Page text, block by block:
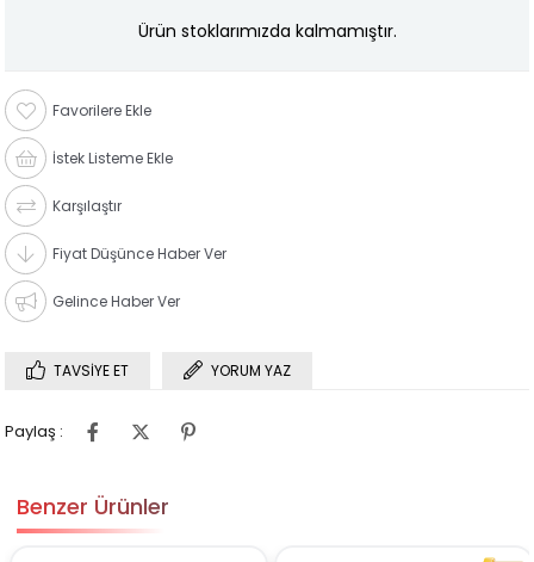
Ürün stoklarımızda kalmamıştır.
Favorilere Ekle
İstek Listeme Ekle
Karşılaştır
Fiyat Düşünce Haber Ver
Gelince Haber Ver
TAVSIYE ET YORUM YAZ
Paylaş :
Benzer Ürünler